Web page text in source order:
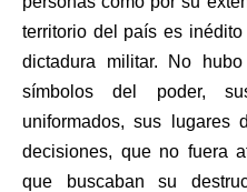
territorio del país es
dictadura militar. No
símbolos del poder,
uniformados, sus lugares
decisiones, que no fuera
que buscaban su